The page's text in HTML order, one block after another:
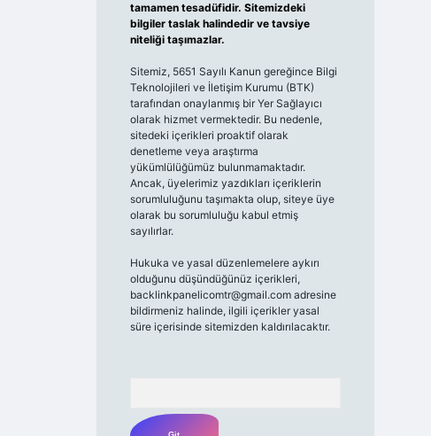
tamamen tesadüfidir. Sitemizdeki
bilgiler taslak halindedir ve tavsiye
niteliği taşımazlar.
Sitemiz, 5651 Sayılı Kanun gereğince Bilgi
Teknolojileri ve İletişim Kurumu (BTK)
tarafından onaylanmış bir Yer Sağlayıcı
olarak hizmet vermektedir. Bu nedenle,
sitedeki içerikleri proaktif olarak
denetleme veya araştırma
yükümlülüğümüz bulunmamaktadır.
Ancak, üyelerimiz yazdıkları içeriklerin
sorumluluğunu taşımakta olup, siteye üye
olarak bu sorumluluğu kabul etmiş
sayılırlar.
Hukuka ve yasal düzenlemelere aykırı
olduğunu düşündüğünüz içerikleri,
backlinkpanelicomtr@gmail.comadresine
bildirmeniz halinde, ilgili içerikler yasal
süre içerisinde sitemizden kaldırılacaktır.